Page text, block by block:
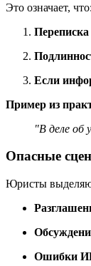
Это означает, что:
Если
Пример из
"В деле об
Опасные
Юристы
Ошибки